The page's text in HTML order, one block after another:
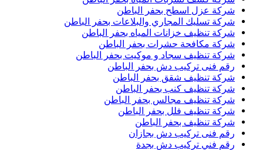
شركة عزل اسطح بحفر الباطن
شركة تسليك المجاري والبلاعات بحفر الباطن
شركة تنظيف خزانات المياه بحفر الباطن
شركة مكافحة حشرات بحفر الباطن
شركة تنظيف سجاد و موكيت بحفر الباطن
رقم فنى تركيب دش بحفر الباطن
شركة تنظيف شقق بحفر الباطن
شركة تنظيف كنب بحفر الباطن
شركة تنظيف مجالس بحفر الباطن
شركة تنظيف فلل بحفر الباطن
شركة تنظيف بحفر الباطن
رقم فنى تركيب دش بجازان
رقم فني تركيب دش بجدة